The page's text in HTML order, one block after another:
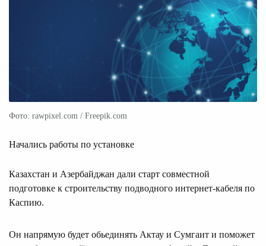
Фото: rawpixel.com / Freepik.com
Начались работы по установке
Казахстан и Азербайджан дали старт совместной
подготовке к строительству подводного интернет-кабеля по
Каспию.
Он напрямую будет обьединять Актау и Сумгаит и поможет